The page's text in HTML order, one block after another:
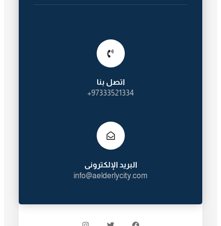
اتصل بنا
97333521334+
البريد الإلكترونى
info@aelderlycity.com